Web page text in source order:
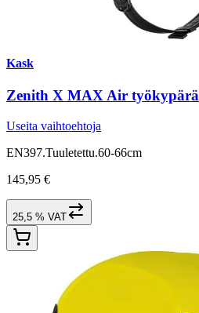
Kask
Zenith X MAX Air työkypärä
Useita vaihtoehtoja
EN397.Tuuletettu.60-66cm
145,95 €
25,5 % VAT